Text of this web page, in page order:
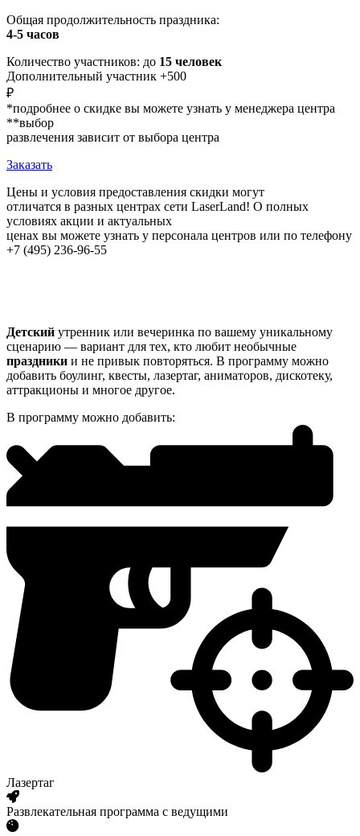
Общая продолжительность праздника:
4-5 часов
Количество участников: до 15 человек
Дополнительный участник +500
₽
*подробнее о скидке вы можете узнать у менеджера центра
**выбор
развлечения зависит от выбора центра
Заказать
Цены и условия предоставления скидки могут
отличатся в разных центрах сети LaserLand! О полных
условиях акции и актуальных
ценах вы можете узнать у персонала центров или по телефону
+7 (495) 236-96-55
Детский утренник или вечеринка по вашему уникальному
сценарию — вариант для тех, кто любит необычные
праздники и не привык повторяться. В программу можно
добавить боулинг, квесты, лазертаг, аниматоров, дискотеку,
аттракционы и многое другое.
В программу можно добавить:
Лазертаг
Развлекательная программа с ведущими